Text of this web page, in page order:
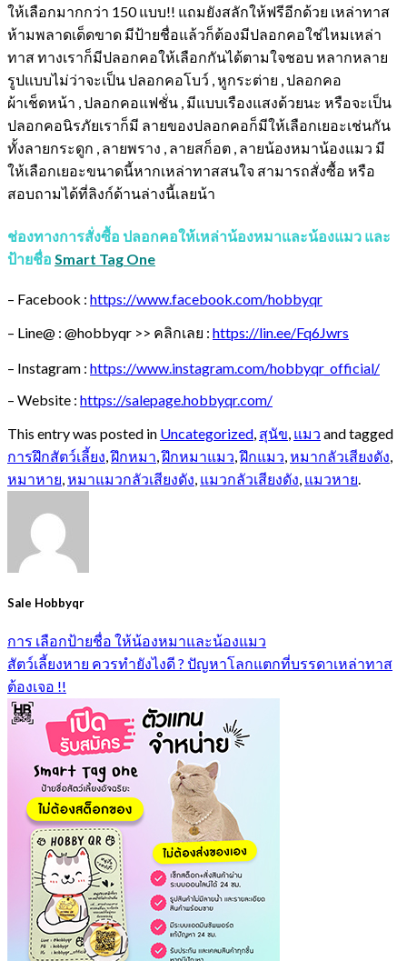
ให้เลือกมากกว่า 150 แบบ!! แถมยังสลักให้ฟรีอีกด้วย เหล่าทาส
ห้ามพลาดเด็ดขาด มีป้ายชื่อแล้วก็ต้องมีปลอกคอใช่ไหมเหล่า
ทาส ทางเราก็มีปลอกคอให้เลือกกันได้ตามใจชอบ หลากหลาย
รูปแบบไม่ว่าจะเป็น ปลอกคอโบว์ , หูกระต่าย , ปลอกคอ
ผ้าเช็ดหน้า , ปลอกคอแฟชั่น , มีแบบเรืองแสงด้วยนะ หรือจะเป็น
ปลอกคอนิรภัยเราก็มี ลายของปลอกคอก็มีให้เลือกเยอะเช่นกัน
ทั้งลายกระดูก , ลายพราง , ลายสก็อต , ลายน้องหมาน้องแมว มี
ให้เลือกเยอะขนาดนี้หากเหล่าทาสสนใจ สามารถสั่งซื้อ หรือ
สอบถามได้ที่ลิงก์ด้านล่างนี้เลยน้า
ช่องทางการสั่งซื้อ ปลอกคอให้เหล่าน้องหมาและน้องแมว และ
ป้ายชื่อ Smart Tag One
– Facebook : https://www.facebook.com/hobbyqr
– Line@ : @hobbyqr >> คลิกเลย : https://lin.ee/Fq6Jwrs
– Instagram : https://www.instagram.com/hobbyqr_official/
– Website : https://salepage.hobbyqr.com/
This entry was posted in Uncategorized สุนัข แมว and tagged
การฝึกสัตว์เลี้ยง ,ฝึกหมา ,ฝึกหมาแมว ,ฝึกแมว หมากลัวเสียงดัง
หมาหาย หมาแมวกลัวเสียงดัง แมวกลัวเสียงดัง แมวหาย
Sale Hobbyqr
การ เลือกป้ายชื่อ ให้น้องหมาและน้องแมว
สัตว์เลี้ยงหาย ควรทำยังไงดี ? ปัญหาโลกแตกที่บรรดาเหล่าทาส
ต้องเจอ !!